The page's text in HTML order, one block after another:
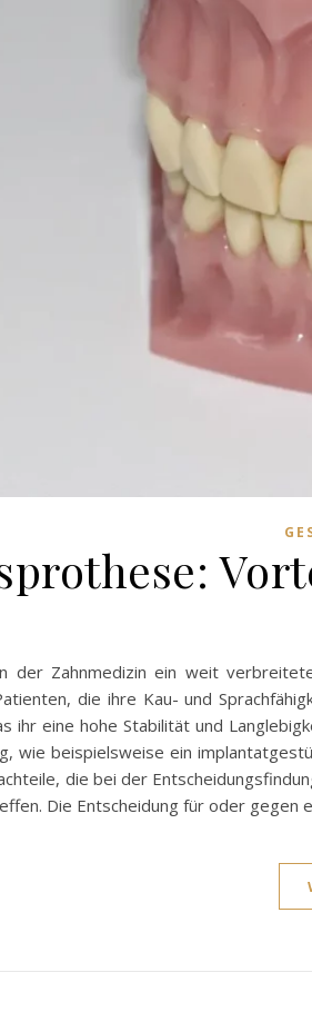
der Zahnmedizin ein weit
die ihre Kau- und
ihr eine hohe Stabilität und
wie beispielsweise ein
die bei der
Die Entscheidung für oder gegen